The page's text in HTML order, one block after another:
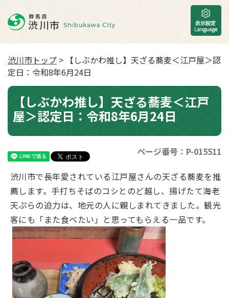
渋川市トップ > 【しぶかわ推し】天ざる蕎麦＜江戸屋＞認
定日：令和8年6月24日
【しぶかわ推し】天ざる蕎麦＜江戸
屋＞認定日：令和8年6月24日
ページ番号：P-015511
渋川市で⻑年愛されている江⼾屋さんの天ざる蕎⻨を推
薦します。⼿打ちそばのコシとのど越し、揚げたて海⽼
天ぷらの迫⼒は、地元の⼈に親しまれてきました。観光
客にも「また⾷べたい」と思ってもらえる⼀品です。